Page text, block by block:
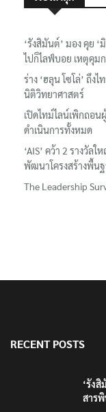
‘รังสิมันต์’ มอง คุย
ไปก็ไลฟ์บอย เหตุคุมก
ร่าง ‘ฮลุน โซโล่’ ถึง
นิติวิทยาศาสตร์
เปิดไทม์ไลน์เพิกถอ
ดำเนินการทั้งหมด
‘AIS’ คว้า 2 รางวัล
พัฒนาโครงสร้างพื้น
The Leadership
RECENT POSTS
‘รัง
สาร